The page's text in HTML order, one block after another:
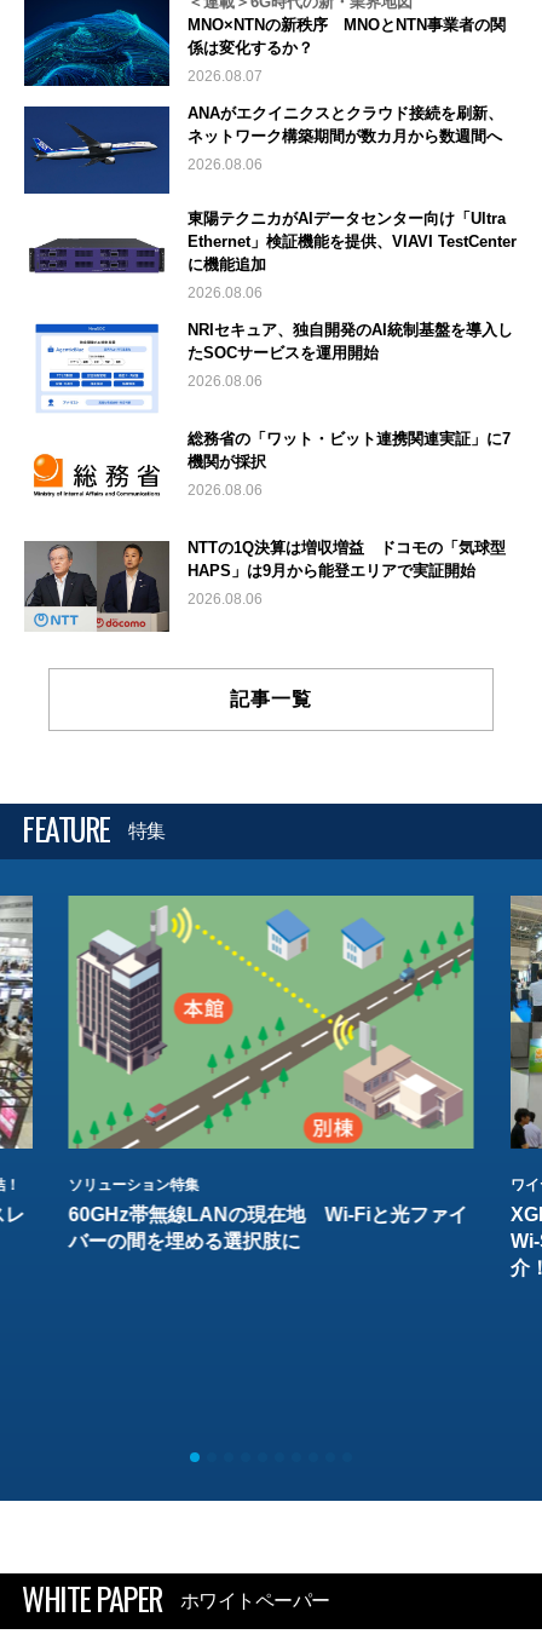
MNO×NTNの新秩序 MNOとNTN事業者の関
係は変化するか？
2026.08.07
ANAがエクイニクスとクラウド接続を刷新、
ネットワーク構築期間が数カ月から数週間へ
2026.08.06
東陽テクニカがAIデータセンター向け「Ultra
Ethernet」検証機能を提供、VIAVI TestCenter
に機能追加
2026.08.06
NRIセキュア、独自開発のAI統制基盤を導入し
たSOCサービスを運用開始
2026.08.06
総務省の「ワット・ビット連携関連実証」に7
機関が採択
2026.08.06
NTTの1Q決算は増収増益 ドコモの「気球型
HAPS」は9月から能登エリアで実証開始
2026.08.06
記事一覧
FEATURE 特集
レ
ソリューション特集
60GHz帯無線LANの現在地 Wi-Fiと光ファイ
バーの間を埋める選択肢に
ワ
介
WHITE PAPER ホワイトペーパー